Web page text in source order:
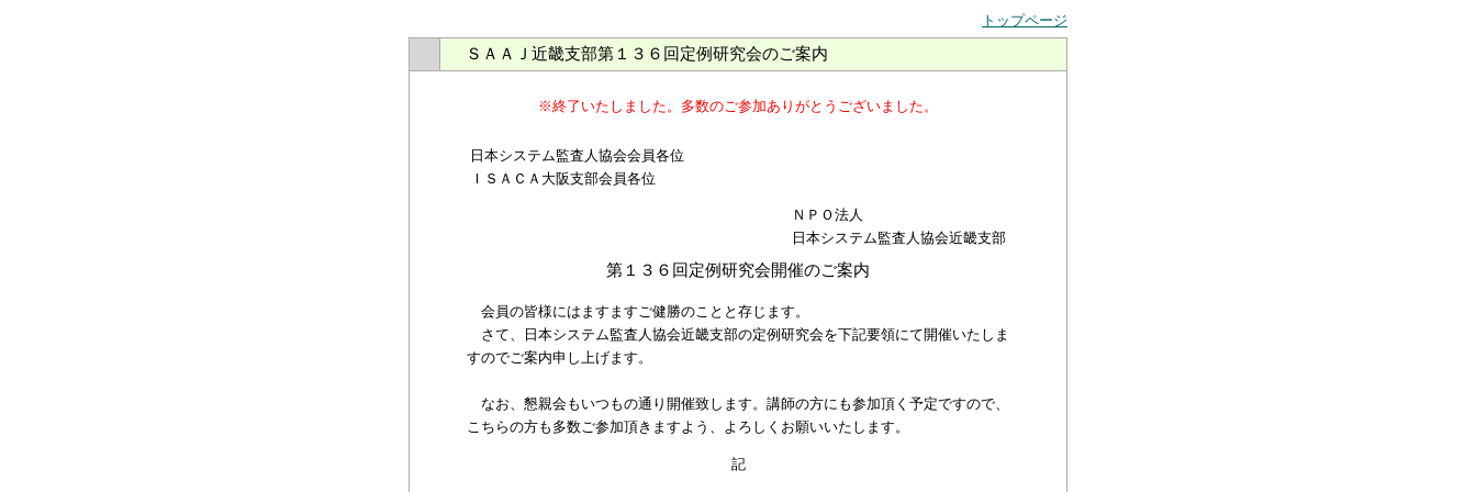
トップページ
ＳＡＡＪ近畿支部第１３６回定例研究会のご案内
※終了いたしました。多数のご参加ありがとうございました。
日本システム監査人協会会員各位
ＩＳＡＣＡ大阪支部会員各位
ＮＰＯ法人
日本システム監査人協会近畿支部
第１３６回定例研究会開催のご案内
会員の皆様にはますますご健勝のことと存じます。
さて、日本システム監査人協会近畿支部の定例研究会を下記要領にて開催いたしま
すのでご案内申し上げます。
なお、懇親会もいつもの通り開催致します。講師の方にも参加頂く予定ですので、
こちらの方も多数ご参加頂きますよう、よろしくお願いいたします。
記